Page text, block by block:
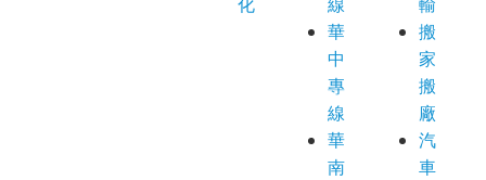
華
中
專
線
華
南
搬
家
搬
廠
汽
車